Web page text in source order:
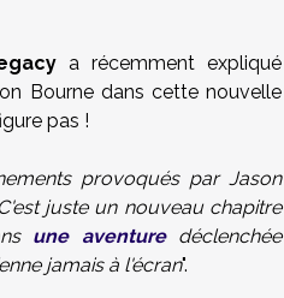
a récemment expliqué
Bourne dans cette nouvelle
pas !
provoqués par Jason
juste un nouveau chapitre
une aventuredéclenchée
jamais à l'écran".